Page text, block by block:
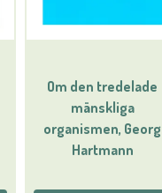
Om den tredelade
mänskliga
organismen, Georg
Hartmann